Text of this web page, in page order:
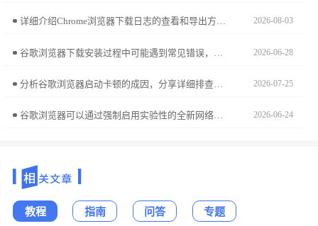
详细介绍Chrome浏览器下载日志的查看和导出方法，方便问题排查和记录。 2026-08-03
2026-06-28
分析谷歌浏览器启动卡顿的成因，分享详细排查步骤和优化方法，帮助用户显著提升启动速度和稳定性。 2026-07-25
谷歌浏览器可以通过强制启用实验性的全新网络传输协议，显著突破传统加载瓶颈。本文详细说明如何配置开启QUIC等高速传输协议，优化复杂网页的交互链路，为您带来前所未有的极速加载体验与稳定的网络响应速度。 2026-06-24
教程 指南 问答 专题